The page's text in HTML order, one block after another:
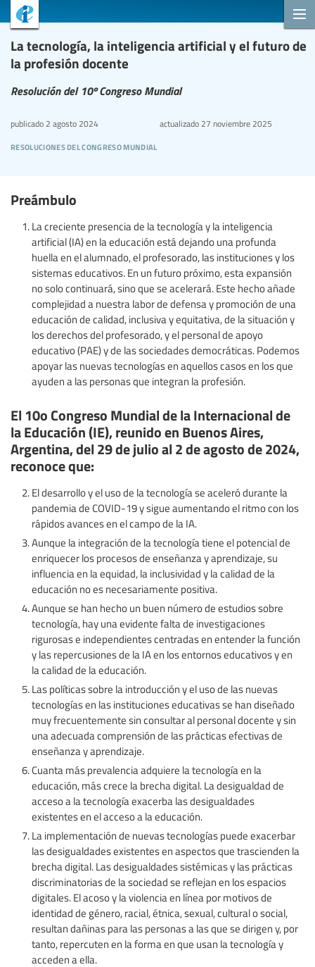
La tecnología, la inteligencia artificial y el futuro de
la profesión docente
Resolución del 10º Congreso Mundial
resoluciones del congreso mundial
publicado2 agosto 2024 actualizado27 noviembre 2025
Preámbulo
La creciente presencia de la tecnología y la inteligencia
artificial (IA) en la educación está dejando una profunda
huella en el alumnado, el profesorado, las instituciones y los
sistemas educativos. En un futuro próximo, esta expansión
no solo continuará, sino que se acelerará. Este hecho añade
complejidad a nuestra labor de defensa y promoción de una
educación de calidad, inclusiva y equitativa, de la situación y
los derechos del profesorado, y el personal de apoyo
educativo (PAE) y de las sociedades democráticas. Podemos
apoyar las nuevas tecnologías en aquellos casos en los que
ayuden a las personas que integran la profesión.
El 10o Congreso Mundial de la Internacional de
la Educación (IE), reunido en Buenos Aires,
Argentina, del 29 de julio al 2 de agosto de 2024,
reconoce que:
El desarrollo y el uso de la tecnología se aceleró durante la
pandemia de COVID-19 y sigue aumentando el ritmo con los
rápidos avances en el campo de la IA.
Aunque la integración de la tecnología tiene el potencial de
enriquecer los procesos de enseñanza y aprendizaje, su
influencia en la equidad, la inclusividad y la calidad de la
educación no es necesariamente positiva.
Aunque se han hecho un buen número de estudios sobre
tecnología, hay una evidente falta de investigaciones
rigurosas e independientes centradas en entender la función
y las repercusiones de la IA en los entornos educativos y en
la calidad de la educación.
Las políticas sobre la introducción y el uso de las nuevas
tecnologías en las instituciones educativas se han diseñado
muy frecuentemente sin consultar al personal docente y sin
una adecuada comprensión de las prácticas efectivas de
enseñanza y aprendizaje.
Cuanta más prevalencia adquiere la tecnología en la
educación, más crece la brecha digital. La desigualdad de
acceso a la tecnología exacerba las desigualdades
existentes en el acceso a la educación.
La implementación de nuevas tecnologías puede exacerbar
las desigualdades existentes en aspectos que trascienden la
brecha digital. Las desigualdades sistémicas y las prácticas
discriminatorias de la sociedad se reflejan en los espacios
digitales. El acoso y la violencia en línea por motivos de
identidad de género, racial, étnica, sexual, cultural o social,
resultan dañinas para las personas a las que se dirigen y, por
tanto, repercuten en la forma en que usan la tecnología y
acceden a ella.